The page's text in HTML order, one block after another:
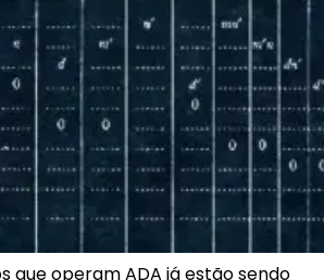
que operam ADA já estão sendo